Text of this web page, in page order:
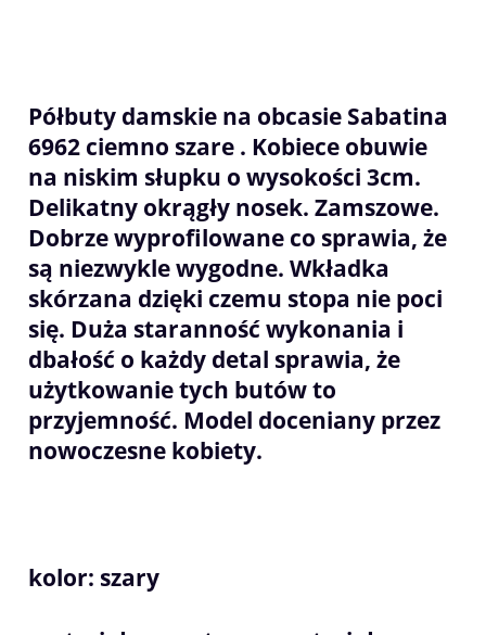
Półbuty damskie na obcasie Sabatina
6962 ciemno szare . Kobiece obuwie
na niskim słupku o wysokości 3cm.
Delikatny okrągły nosek. Zamszowe.
Dobrze wyprofilowane co sprawia, że
są niezwykle wygodne. Wkładka
skórzana dzięki czemu stopa nie poci
się. Duża staranność wykonania i
dbałość o każdy detal sprawia, że
użytkowanie tych butów to
przyjemność. Model doceniany przez
nowoczesne kobiety.
kolor: szary